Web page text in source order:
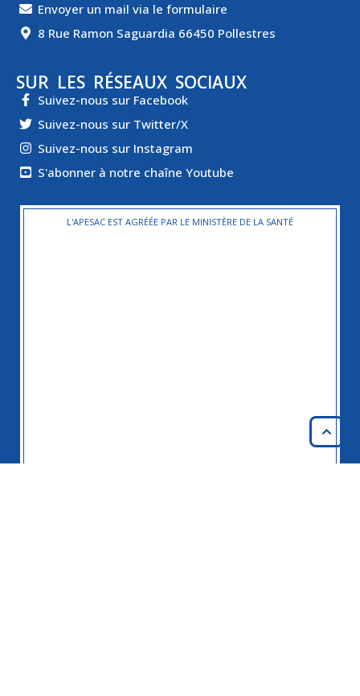
Envoyer un mail via le formulaire
8 Rue Ramon Saguardia 66450 Pollestres
SUR LES RÉSEAUX SOCIAUX
Suivez-nous sur Facebook
Suivez-nous sur Twitter/X
Suivez-nous sur Instagram
S'abonner à notre chaîne Youtube
L'APESAC EST AGRÉÉE PAR LE MINISTÈRE DE LA SANTÉ